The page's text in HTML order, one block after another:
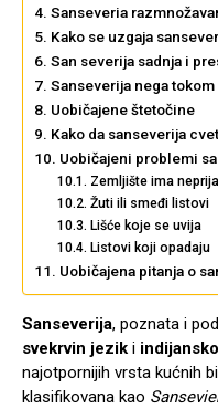
Sanseveria
Kako se uzgaja
San severija sadnja i
Sanseverija nega
Uobičajene štetočine
Kako da sanseverija
Uobičajeni problemi
Zemljište ima
Žuti ili smeđi listovi
Lišće koje se uvija
Listovi koji opadaju
Uobičajena pitanja o
Sanseverija, poznata i
svekrvin jezik i
najotpornijih vrsta kućnih
klasifikovana kao